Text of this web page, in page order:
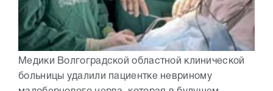
Медики Волгоградской областной клинической
больницы удалили пациентке невриному